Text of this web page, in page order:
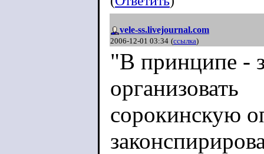
vele-ss.livejournal.com
2006-12-01 03:34 (ссылка)
"В принципе -
организовать
сорокинскую